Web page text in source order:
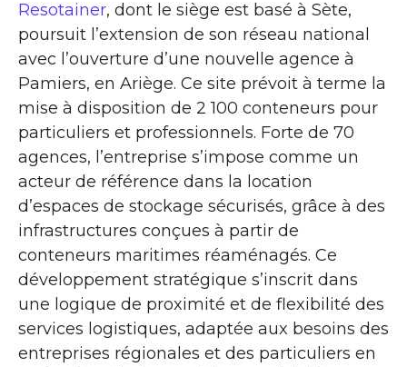
Resotainer, dont le siège est basé à Sète,
poursuit l’extension de son réseau national
avec l’ouverture d’une nouvelle agence à
Pamiers, en Ariège. Ce site prévoit à terme la
mise à disposition de 2 100 conteneurs pour
particuliers et professionnels. Forte de 70
agences, l’entreprise s’impose comme un
acteur de référence dans la location
d’espaces de stockage sécurisés, grâce à des
infrastructures conçues à partir de
conteneurs maritimes réaménagés. Ce
développement stratégique s’inscrit dans
une logique de proximité et de flexibilité des
services logistiques, adaptée aux besoins des
entreprises régionales et des particuliers en